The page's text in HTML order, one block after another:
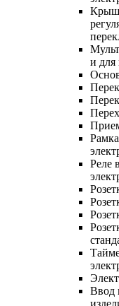
и для
Реле
Ввод